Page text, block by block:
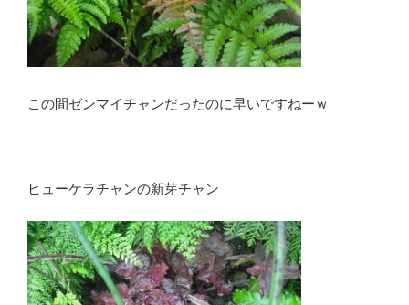
この間ゼンマイチャンだったのに早いですねーｗ
ヒューケラチャンの新芽チャン